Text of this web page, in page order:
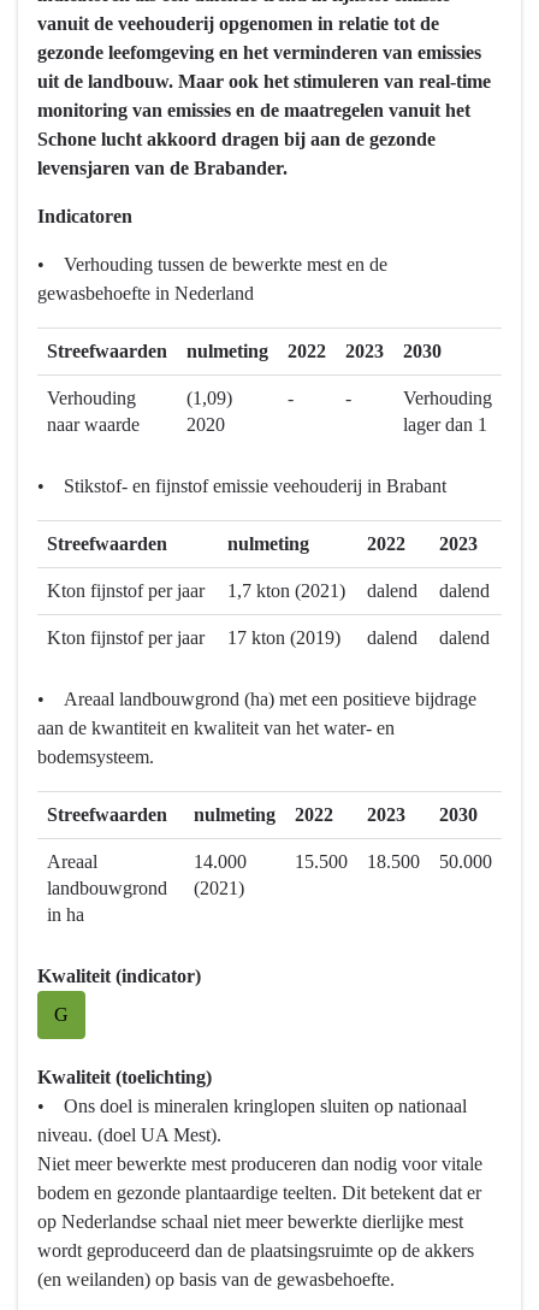
duurzaam
circulair
Europa
vanuit de veehouderij opgenomen in relatie tot de
gezonde leefomgeving en het verminderen van emissies
uit de landbouw. Maar ook het stimuleren van real-time
monitoring van emissies en de maatregelen vanuit het
Schone lucht akkoord dragen bij aan de gezonde
levensjaren van de Brabander.
Indicatoren
• Verhouding tussen de bewerkte mest en de
gewasbehoefte in Nederland
Streefwaarden nulmeting 2022 2023 2030
Verhouding
naar waarde
(1,09)
2020
- -
Verhouding
lager dan 1
• Stikstof- en fijnstof emissie veehouderij in Brabant
Streefwaarden nulmeting 2022 2023
Kton fijnstof per jaar 1,7 kton (2021) dalend dalend
Kton fijnstof per jaar 17 kton (2019) dalend dalend
• Areaal landbouwgrond (ha) met een positieve bijdrage
aan de kwantiteit en kwaliteit van het water- en
bodemsysteem.
Streefwaarden nulmeting 2022 2023 2030
Areaal
landbouwgrond
in ha
14.000
(2021)
15.500 18.500 50.000
Kwaliteit (indicator)
G
Kwaliteit (toelichting)
• Ons doel is mineralen kringlopen sluiten op nationaal
niveau. (doel UA Mest).
Niet meer bewerkte mest produceren dan nodig voor vitale
bodem en gezonde plantaardige teelten. Dit betekent dat er
op Nederlandse schaal niet meer bewerkte dierlijke mest
wordt geproduceerd dan de plaatsingsruimte op de akkers
(en weilanden) op basis van de gewasbehoefte.